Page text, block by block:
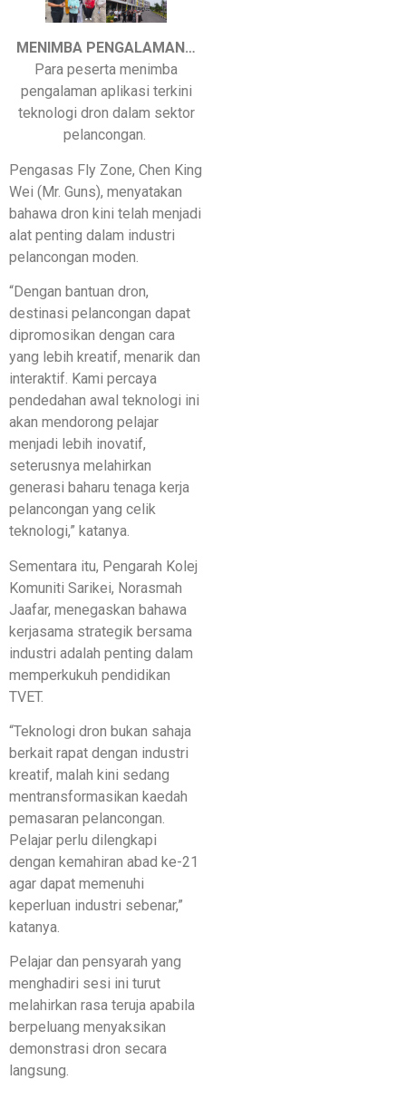
MENIMBA PENGALAMAN…
Para peserta menimba
pengalaman aplikasi terkini
teknologi dron dalam sektor
pelancongan.
Pengasas Fly Zone, Chen King
Wei (Mr. Guns), menyatakan
bahawa dron kini telah menjadi
alat penting dalam industri
pelancongan moden.
“Dengan bantuan dron,
destinasi pelancongan dapat
dipromosikan dengan cara
yang lebih kreatif, menarik dan
interaktif. Kami percaya
pendedahan awal teknologi ini
akan mendorong pelajar
menjadi lebih inovatif,
seterusnya melahirkan
generasi baharu tenaga kerja
pelancongan yang celik
teknologi,” katanya.
Sementara itu, Pengarah Kolej
Komuniti Sarikei, Norasmah
Jaafar, menegaskan bahawa
kerjasama strategik bersama
industri adalah penting dalam
memperkukuh pendidikan
TVET.
“Teknologi dron bukan sahaja
berkait rapat dengan industri
kreatif, malah kini sedang
mentransformasikan kaedah
pemasaran pelancongan.
Pelajar perlu dilengkapi
dengan kemahiran abad ke-21
agar dapat memenuhi
keperluan industri sebenar,”
katanya.
Pelajar dan pensyarah yang
menghadiri sesi ini turut
melahirkan rasa teruja apabila
berpeluang menyaksikan
demonstrasi dron secara
langsung.